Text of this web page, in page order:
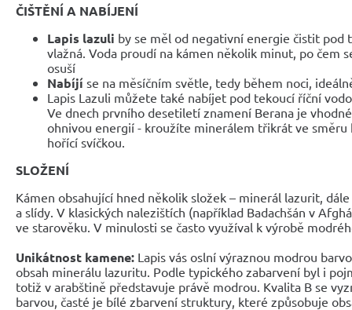
ČIŠTĚNÍ A NABÍJENÍ
Lapis lazuli by se měl od negativní energie čistit pod
vlažná. Voda proudí na kámen několik minut, po čem
osuší
Nabíjí se na měsíčním světle, tedy během noci,
Lapis Lazuli můžete také nabíjet pod tekoucí říční
Ve dnech prvního desetiletí znamení Berana je
ohnivou energií - kroužíte minerálem třikrát ve směru
hořící svíčkou.
SLOŽENÍ
Kámen obsahující hned několik složek – minerál lazurit,
a slídy. V klasických nalezištích (například Badachšán v
ve starověku. V minulosti se často využíval k výrobě
Unikátnost kamene: Lapis vás oslní výraznou modrou
obsah minerálu lazuritu. Podle typického zabarvení byl i
totiž v arabštině představuje právě modrou. Kvalita B se
barvou, časté je bílé zbarvení struktury, které způsobuje